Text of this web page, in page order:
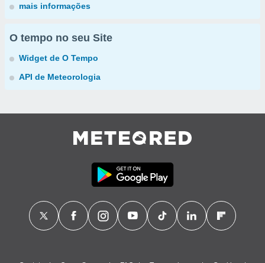
mais informações
O tempo no seu Site
Widget de O Tempo
API de Meteorologia